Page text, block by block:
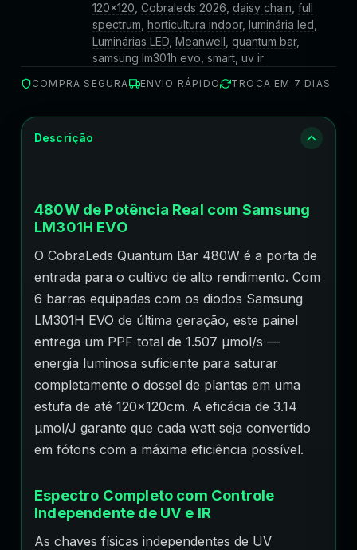
120x120 Cobraleds 2026 daisy chain full
spectrum horticultura indoor, luminária led
Luminárias LED Meanwell quantum bar,
samsung lm301h evo smart uv ir
COMPRA SEGURA ENVIO RÁPIDO TROCA EM 7 DIAS
Descrição
480W de Potência Real com Samsung
LM301H EVO
O CobraLeds Quantum Bar 480W é a porta de
entrada para o cultivo de alto rendimento. Com
6 barras equipadas com os diodos Samsung
LM301H EVO de última geração, este painel
entrega um PPF total de 1.507 µmol/s —
energia luminosa suficiente para saturar
completamente o dossel de plantas em uma
estufa de até 120x120cm. A eficácia de 3.14
µmol/J garante que cada watt seja convertido
em fótons com a máxima eficiência possível.
Espectro Completo com Controle
Independente de UV e IR
As chaves físicas independentes de UV